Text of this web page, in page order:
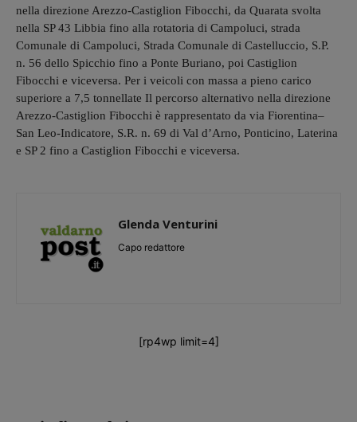
nella direzione Arezzo-Castiglion Fibocchi, da Quarata svolta
nella SP 43 Libbia fino alla rotatoria di Campoluci, strada
Comunale di Campoluci, Strada Comunale di Castelluccio, S.P.
n. 56 dello Spicchio fino a Ponte Buriano, poi Castiglion
Fibocchi e viceversa. Per i veicoli con massa a pieno carico
superiore a 7,5 tonnellate Il percorso alternativo nella direzione
Arezzo-Castiglion Fibocchi è rappresentato da via Fiorentina–
San Leo-Indicatore, S.R. n. 69 di Val d’Arno, Ponticino, Laterina
e SP 2 fino a Castiglion Fibocchi e viceversa.
Glenda Venturini
Capo redattore
[rp4wp limit=4]